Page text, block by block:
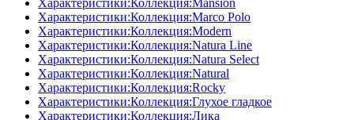
Характеристики:Коллекция:Mansion
Характеристики:Коллекция:Marco Polo
Характеристики:Коллекция:Modern
Характеристики:Коллекция:Natura Line
Характеристики:Коллекция:Natura Select
Характеристики:Коллекция:Natural
Характеристики:Коллекция:Rocky
Характеристики:Коллекция:Глухое гладкое
Характеристики:Коллекция:Лика